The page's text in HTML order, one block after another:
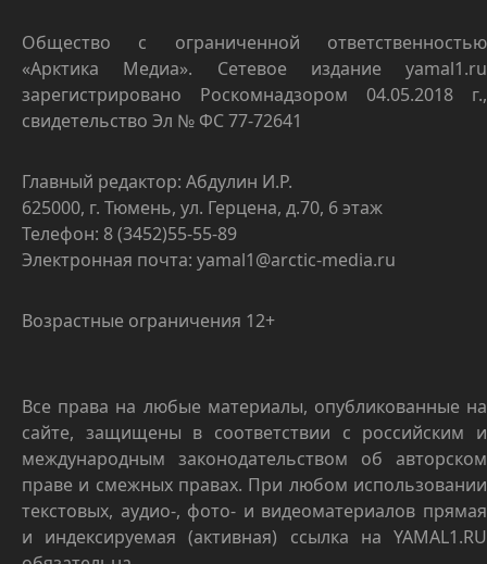
Общество с ограниченной ответственностью
«Арктика Медиа». Сетевое издание yamal1.ru
зарегистрировано Роскомнадзором 04.05.2018 г.,
свидетельство Эл № ФС 77-72641
Главный редактор: Абдулин И.Р.
625000, г. Тюмень, ул. Герцена, д.70, 6 этаж
Телефон: 8 (3452)55-55-89
Электронная почта: yamal1@arctic-media.ru
Возрастные ограничения 12+
Все права на любые материалы, опубликованные на
сайте, защищены в соответствии с российским и
международным законодательством об авторском
праве и смежных правах. При любом использовании
текстовых, аудио-, фото- и видеоматериалов прямая
и индексируемая (активная) ссылка на YAMAL1.RU